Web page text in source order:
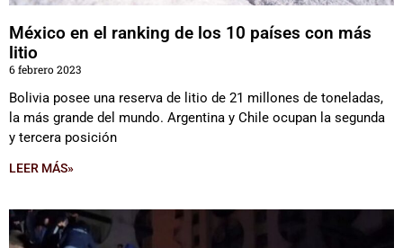
México en el ranking de los 10 países con más
litio
6 febrero 2023
Bolivia posee una reserva de litio de 21 millones de toneladas,
la más grande del mundo. Argentina y Chile ocupan la segunda
y tercera posición
LEER MÁS»